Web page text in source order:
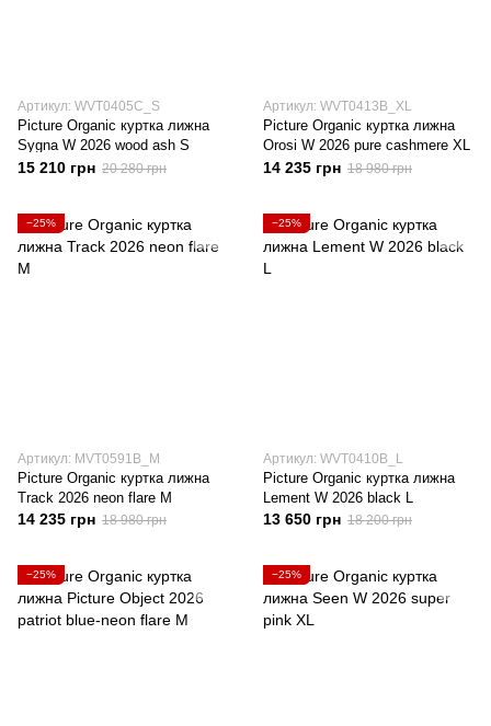
Артикул: WVT0405C_S
Picture Organic куртка лижна
Sygna W 2026 wood ash S
15 210 грн 20 280 грн
Артикул: WVT0413B_XL
Picture Organic куртка лижна
Orosi W 2026 pure cashmere XL
14 235 грн 18 980 грн
−25%
Артикул: MVT0591B_M
Picture Organic куртка лижна
Track 2026 neon flare M
14 235 грн 18 980 грн
−25%
Артикул: WVT0410B_L
Picture Organic куртка лижна
Lement W 2026 black L
13 650 грн 18 200 грн
−25% −25%